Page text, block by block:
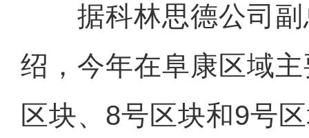
据科林思德公司副
绍，今年在阜康区域
区块、8号区块和9号